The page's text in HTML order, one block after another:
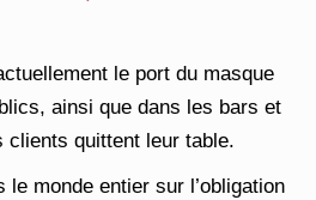
le port du masque
ainsi que dans les bars et
clients quittent leur table.
le monde entier sur l’obligation